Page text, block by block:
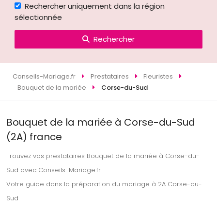
Rechercher uniquement dans la région
sélectionnée
Rechercher
Conseils-Mariage.fr Prestataires
Fleuristes
Bouquet de la mariée
Corse-du-Sud
Bouquet de la mariée à Corse-du-Sud
(2A) france
Trouvez vos prestataires Bouquet de la mariée à Corse-du-
Sud avec Conseils-Mariage.fr
Votre guide dans la préparation du mariage à 2A Corse-du-
Sud